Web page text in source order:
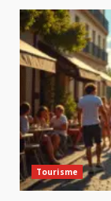
Tourisme